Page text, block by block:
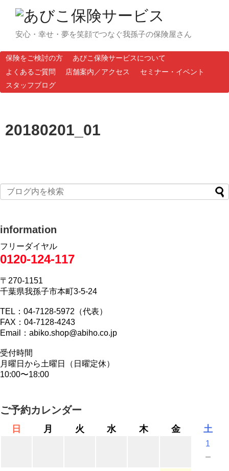
安心・幸せ・夢を笑顔でつなぐ我孫子の保険屋さん
保険をご検討の方
あびこ保険サービスについて
よくあるご質問
店舗案内／アクセス
セミナー・イベント
スタッフブログ
20180201_01
information
フリーダイヤル
0120-124-117
〒270-1151
千葉県我孫子市本町3-5-24
TEL：04-7128-5972（代表）
FAX：04-7128-4243
Email：abiko.shop@abiho.co.jp
受付時間
月曜日から土曜日（日曜定休）
10:00〜18:00
ご予約カレンダー
日 月 火 水 木 金 土
1
－